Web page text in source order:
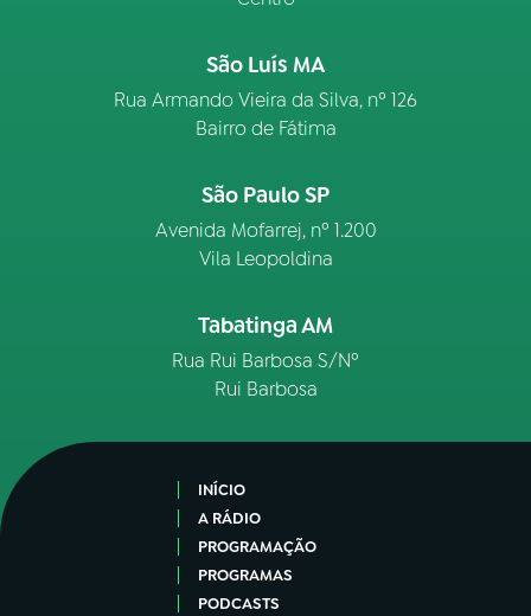
São Luís MA
Rua Armando Vieira da Silva, nº 126
Bairro de Fátima
São Paulo SP
Avenida Mofarrej, nº 1.200
Vila Leopoldina
Tabatinga AM
Rua Rui Barbosa S/Nº
Rui Barbosa
INÍCIO
A RÁDIO
PROGRAMAÇÃO
PROGRAMAS
PODCASTS